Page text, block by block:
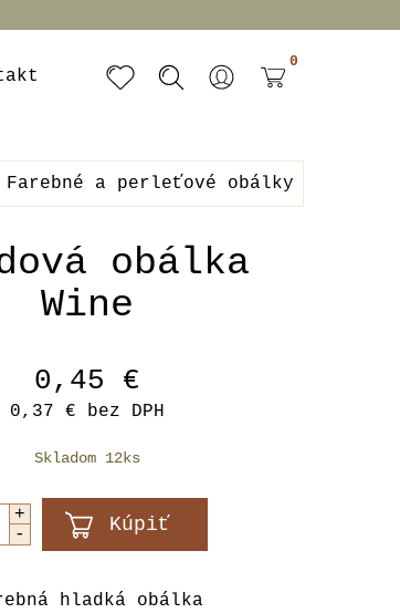
0
a perleťové obálky
obálka
Wine
0,45 €
0,37 € bez DPH
Skladom 12ks
hladká obálka